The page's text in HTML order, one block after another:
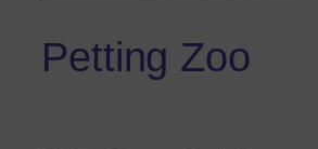
Petting Zoo